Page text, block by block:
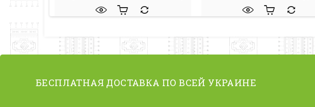
БЕСПЛАТНАЯ ДОСТАВКА ПО ВСЕЙ УКРАИНЕ